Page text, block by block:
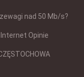
nad 50 Mb/s?
Opinie